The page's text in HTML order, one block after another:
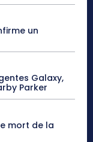
un
Galaxy,
Parker
mort de la